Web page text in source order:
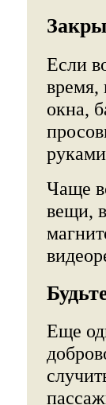
Если
время,
окна,
Чаще
вещи,
Еще